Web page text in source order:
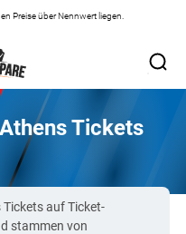
Preise über Nennwert liegen.
Tickets
Tickets auf Ticket-
stammen von